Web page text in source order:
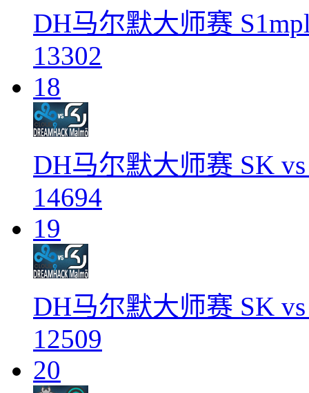
DH马尔默大师赛
13302
18
DH马尔默大师赛 SK
14694
19
DH马尔默大师赛 SK vs
12509
20